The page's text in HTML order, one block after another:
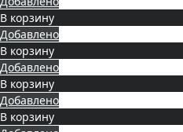
В корзину
Добавлено
В корзину
Добавлено
В корзину
Добавлено
В корзину